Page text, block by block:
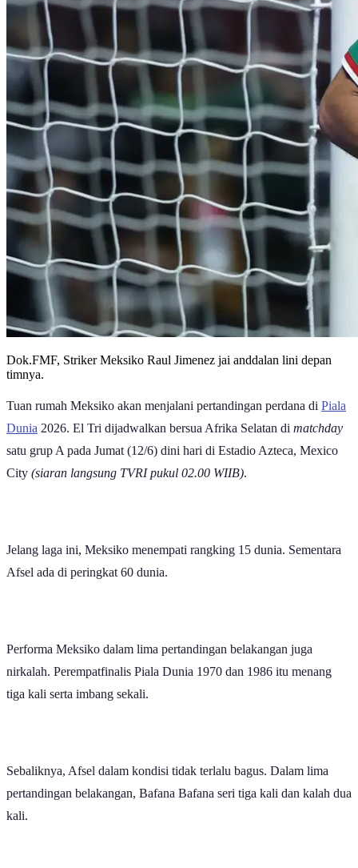
Dok.FMF, Striker Meksiko Raul Jimenez jai anddalan lini depan
timnya.
Tuan rumah Meksiko akan menjalani pertandingan perdana di Piala
Dunia 2026. El Tri dijadwalkan bersua Afrika Selatan di matchday
satu grup A pada Jumat (12/6) dini hari di Estadio Azteca, Mexico
City (siaran langsung TVRI pukul 02.00 WIIB).
Jelang laga ini, Meksiko menempati rangking 15 dunia. Sementara
Afsel ada di peringkat 60 dunia.
Performa Meksiko dalam lima pertandingan belakangan juga
nirkalah. Perempatfinalis Piala Dunia 1970 dan 1986 itu menang
tiga kali serta imbang sekali.
Sebaliknya, Afsel dalam kondisi tidak terlalu bagus. Dalam lima
pertandingan belakangan, Bafana Bafana seri tiga kali dan kalah dua
kali.